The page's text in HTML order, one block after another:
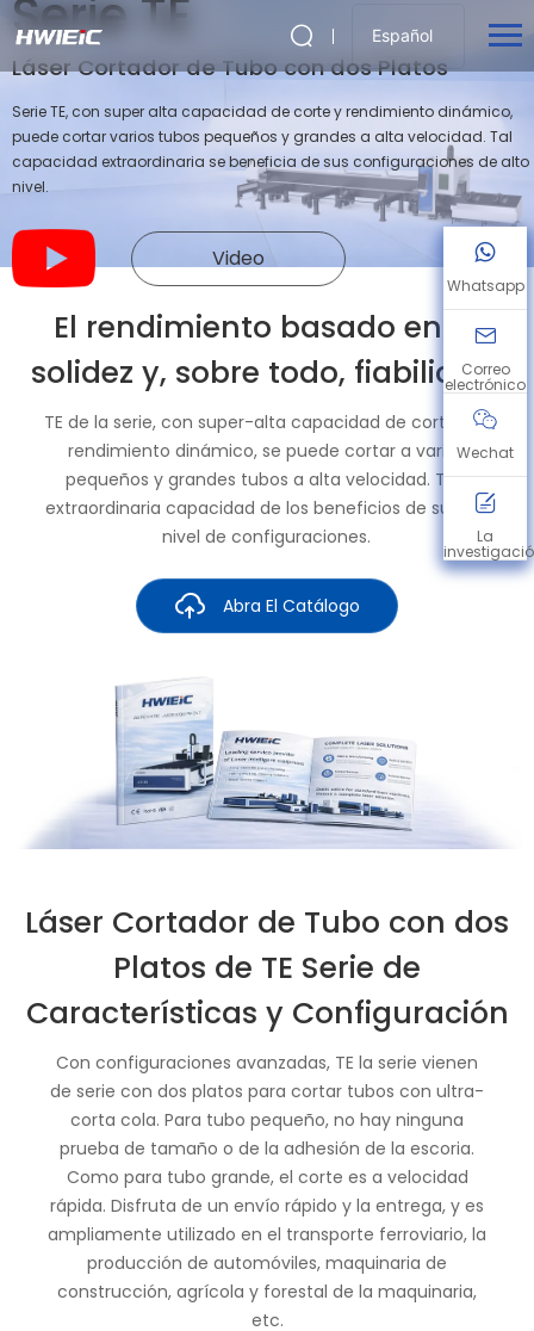
Español
Serie TE
Láser Cortador de Tubo con dos Platos
Serie TE, con super alta capacidad de corte y rendimiento dinámico,
puede cortar varios tubos pequeños y grandes a alta velocidad. Tal
capacidad extraordinaria se beneficia de sus configuraciones de alto
nivel.
Video
El rendimiento basado en la
solidez y, sobre todo, fiabilidad.
TE de la serie, con super-alta capacidad de corte y el
rendimiento dinámico, se puede cortar a varios
pequeños y grandes tubos a alta velocidad. Tan
extraordinaria capacidad de los beneficios de su alto
nivel de configuraciones.
Abra El Catálogo
Láser Cortador de Tubo con dos
Platos de TE Serie de
Características y Configuración
Con configuraciones avanzadas, TE la serie vienen
de serie con dos platos para cortar tubos con ultra-
corta cola. Para tubo pequeño, no hay ninguna
prueba de tamaño o de la adhesión de la escoria.
Como para tubo grande, el corte es a velocidad
rápida. Disfruta de un envío rápido y la entrega, y es
ampliamente utilizado en el transporte ferroviario, la
producción de automóviles, maquinaria de
construcción, agrícola y forestal de la maquinaria,
etc.
Whatsapp
Correo
electrónico
Wechat
La